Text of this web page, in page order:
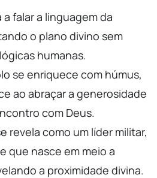
a falar a linguagem da
o plano divino sem
humanas.
se enriquece com húmus,
ao abraçar a generosidade
com Deus.
revela como um líder militar,
que nasce em meio a
a proximidade divina.